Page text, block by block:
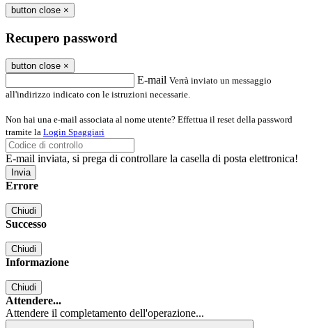
button close ×
Recupero password
button close ×
E-mail Verrà inviato un messaggio
all'indirizzo indicato con le istruzioni necessarie.
Non hai una e-mail associata al nome utente? Effettua il reset della password
tramite la Login Spaggiari
E-mail inviata, si prega di controllare la casella di posta elettronica!
Errore
Chiudi
Successo
Chiudi
Informazione
Chiudi
Attendere...
Attendere il completamento dell'operazione...